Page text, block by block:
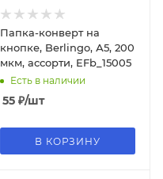
Папка-конверт на
кнопке, Berlingo, А5, 200
мкм, ассорти, EFb_15005
Есть в наличии
55 ₽/шт
В КОРЗИНУ